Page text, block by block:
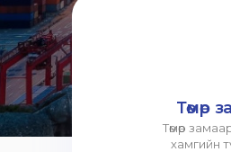
Төмөр
Төмөр
хамгийн